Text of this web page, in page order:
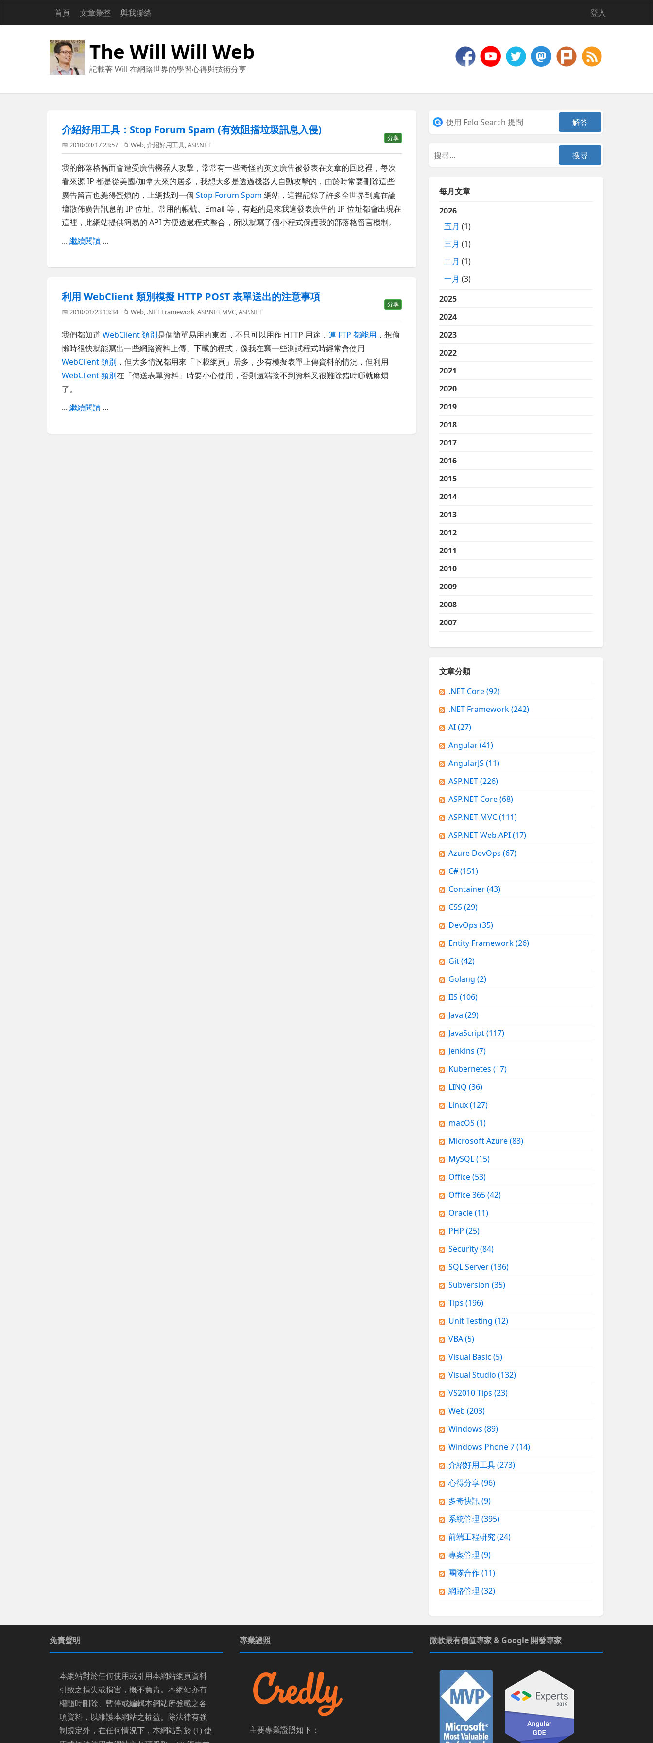
首頁 文章彙整 與我聯絡 登入
The Will Will Web
記載著 Will 在網路世界的學習心得與技術分享
介紹好用工具：Stop Forum Spam (有效阻擋垃圾訊息入侵)
分享
📅 2010/03/17 23:57 📁Web,介紹好用工具,ASP.NET
我的部落格偶而會遭受廣告機器人攻擊，常常有一些奇怪的英文廣告被發表在文章的回應裡，每次
看來源 IP 都是從美國/加拿大來的居多，我想大多是透過機器人自動攻擊的，由於時常要刪除這些
廣告留言也覺得蠻煩的，上網找到一個Stop Forum Spam 網站，這裡記錄了許多全世界到處在論
壇散佈廣告訊息的 IP 位址、常用的帳號、Email 等，有趣的是來我這發表廣告的 IP 位址都會出現在
這裡，此網站提供簡易的 API 方便透過程式整合，所以就寫了個小程式保護我的部落格留言機制。
...繼續閱讀 ...
利用 WebClient 類別模擬 HTTP POST 表單送出的注意事項
分享
📅 2010/01/23 13:34 📁Web, .NET Framework,ASP.NET MVC,ASP.NET
我們都知道WebClient 類別是個簡單易用的東西，不只可以用作 HTTP 用途，連 FTP 都能用 ，想偷
懶時很快就能寫出一些網路資料上傳、下載的程式，像我在寫一些測試程式時經常會使用
WebClient 類別 ，但大多情況都用來「下載網頁」居多，少有模擬表單上傳資料的情況，但利用
WebClient 類別在「傳送表單資料」時要小心使用，否則遠端接不到資料又很難除錯時哪就麻煩
了。
...繼續閱讀 ...
每月文章
2026
五月 (1)
三月 (1)
二月 (1)
一月 (3)
2025
2024
2023
2022
2021
2020
2019
2018
2017
2016
2015
2014
2013
2012
2011
2010
2009
2008
2007
文章分類
.NET Core(92)
.NET Framework(242)
AI(27)
Angular(41)
AngularJS (11)
ASP.NET(226)
ASP.NET Core(68)
ASP.NET MVC(111)
ASP.NET Web API(17)
Azure DevOps (67)
C#(151)
Container(43)
CSS (29)
DevOps (35)
Entity Framework(26)
Git(42)
Golang (2)
IIS (106)
Java (29)
JavaScript(117)
Jenkins (7)
Kubernetes (17)
LINQ (36)
Linux(127)
macOS (1)
Microsoft Azure(83)
MySQL(15)
Office(53)
Office 365(42)
Oracle(11)
PHP (25)
Security(84)
SQL Server(136)
Subversion (35)
Tips (196)
Unit Testing (12)
VBA(5)
Visual Basic (5)
Visual Studio (132)
VS2010 Tips (23)
Web (203)
Windows (89)
Windows Phone 7(14)
介紹好用工具(273)
心得分享(96)
多奇快訊(9)
系統管理 (395)
前端工程研究(24)
專案管理 (9)
團隊合作(11)
網路管理 (32)
免責聲明
本網站對於任何使用或引用本網站網頁資料
引致之損失或損害，概不負責。本網站亦有
權隨時刪除、暫停或編輯本網站所登載之各
項資料，以維護本網站之權益。除法律有強
制規定外，在任何情況下，本網站對於 (1) 使
專業證照
主要專業證照如下：
微軟最有價值專家 & Google 開發專家